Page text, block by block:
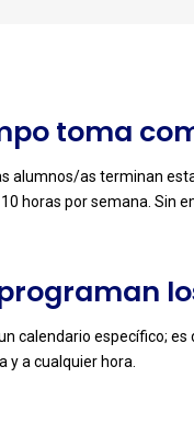
toma
alumnos/as terminan
horas por semana. Sin
calendario específico;
y a cualquier hora.